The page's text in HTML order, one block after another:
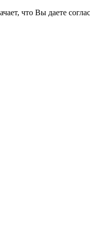
что Вы даете